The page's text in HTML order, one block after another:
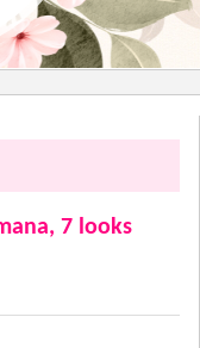
7 looks